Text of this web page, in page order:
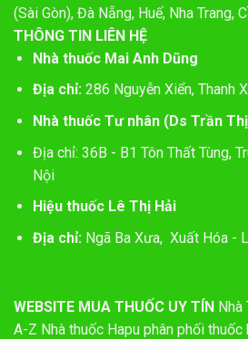
(Sài Gòn), Đà Nẵng, Huế, Nha Trang,
THÔNG TIN LIÊN HỆ
Nhà thuốc Mai Anh Dũng
Địa chỉ:286 Nguyễn Xiển, Thanh
Nhà thuốc Tư nhân (Ds Trần
Địa chỉ: 36B - B1 Tôn Thất Tùng,
Nội
Hiệu thuốc Lê Thị Hải
Địa chỉ: Ngã Ba Xưa, Xuất Hóa -
WEBSITE MUA THUỐC UY TÍN Nhà
A-Z Nhà thuốc Hapu phân phối thuốc